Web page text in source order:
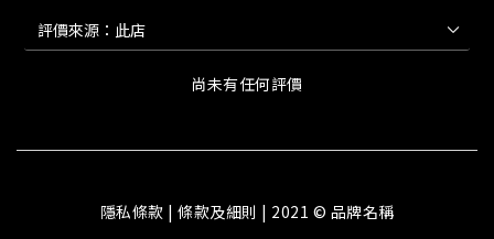
尚未有任何評價
隱私條款 | 條款及細則 | 2021 © 品牌名稱